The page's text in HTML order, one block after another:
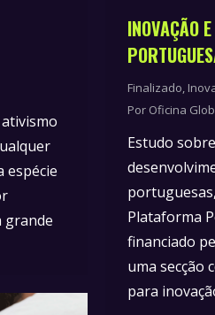
espécie
grande
INOVAÇÃO
Finalizado,
Por Oficina
Estudo
Plataforma
financiado
uma secção
para